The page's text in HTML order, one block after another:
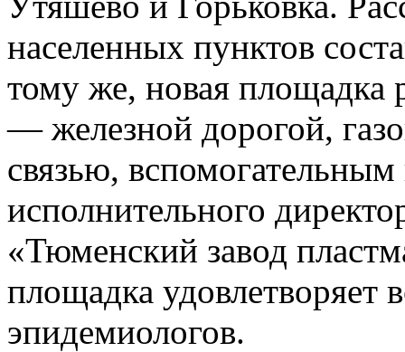
населенных пунктов
тому же, новая площадка
— железной дорогой,
связью,
исполнительного
«Тюменский завод
площадка удовлетворяет
эпидемиологов.